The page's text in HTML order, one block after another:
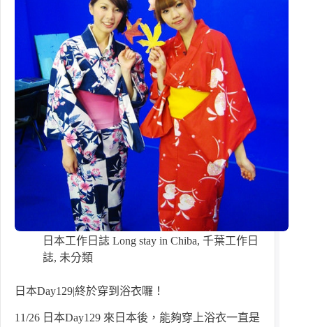
日本工作日誌 Long stay in Chiba, 千葉工作日
誌, 未分類
日本Day129|終於穿到浴衣囉！
11/26 日本Day129 來日本後，能夠穿上浴衣一直是